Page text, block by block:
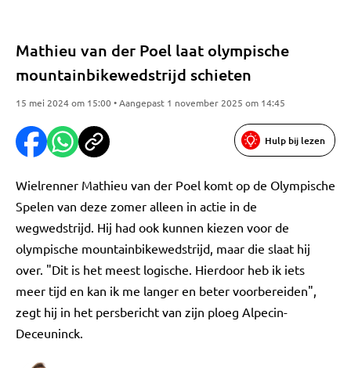
Mathieu van der Poel laat olympische
mountainbikewedstrijd schieten
15 mei 2024 om 15:00 • Aangepast 1 november 2025 om 14:45
Hulp bij lezen
Wielrenner Mathieu van der Poel komt op de Olympische
Spelen van deze zomer alleen in actie in de
wegwedstrijd. Hij had ook kunnen kiezen voor de
olympische mountainbikewedstrijd, maar die slaat hij
over. "Dit is het meest logische. Hierdoor heb ik iets
meer tijd en kan ik me langer en beter voorbereiden",
zegt hij in het persbericht van zijn ploeg Alpecin-
Deceuninck.